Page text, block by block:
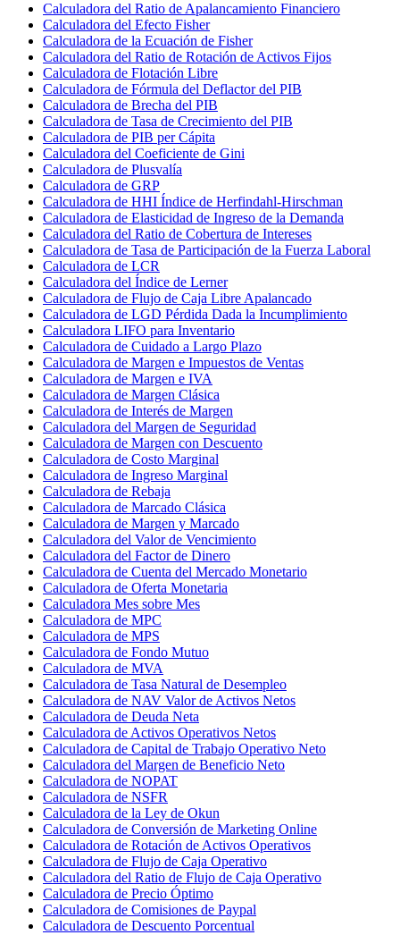
Calculadora del Ratio de Apalancamiento Financiero
Calculadora del Efecto Fisher
Calculadora de la Ecuación de Fisher
Calculadora del Ratio de Rotación de Activos Fijos
Calculadora de Flotación Libre
Calculadora de Fórmula del Deflactor del PIB
Calculadora de Brecha del PIB
Calculadora de Tasa de Crecimiento del PIB
Calculadora de PIB per Cápita
Calculadora del Coeficiente de Gini
Calculadora de Plusvalía
Calculadora de GRP
Calculadora de HHI Índice de Herfindahl-Hirschman
Calculadora de Elasticidad de Ingreso de la Demanda
Calculadora del Ratio de Cobertura de Intereses
Calculadora de Tasa de Participación de la Fuerza Laboral
Calculadora de LCR
Calculadora del Índice de Lerner
Calculadora de Flujo de Caja Libre Apalancado
Calculadora de LGD Pérdida Dada la Incumplimiento
Calculadora LIFO para Inventario
Calculadora de Cuidado a Largo Plazo
Calculadora de Margen e Impuestos de Ventas
Calculadora de Margen e IVA
Calculadora de Margen Clásica
Calculadora de Interés de Margen
Calculadora del Margen de Seguridad
Calculadora de Margen con Descuento
Calculadora de Costo Marginal
Calculadora de Ingreso Marginal
Calculadora de Rebaja
Calculadora de Marcado Clásica
Calculadora de Margen y Marcado
Calculadora del Valor de Vencimiento
Calculadora del Factor de Dinero
Calculadora de Cuenta del Mercado Monetario
Calculadora de Oferta Monetaria
Calculadora Mes sobre Mes
Calculadora de MPC
Calculadora de MPS
Calculadora de Fondo Mutuo
Calculadora de MVA
Calculadora de Tasa Natural de Desempleo
Calculadora de NAV Valor de Activos Netos
Calculadora de Deuda Neta
Calculadora de Activos Operativos Netos
Calculadora de Capital de Trabajo Operativo Neto
Calculadora del Margen de Beneficio Neto
Calculadora de NOPAT
Calculadora de NSFR
Calculadora de la Ley de Okun
Calculadora de Conversión de Marketing Online
Calculadora de Rotación de Activos Operativos
Calculadora de Flujo de Caja Operativo
Calculadora del Ratio de Flujo de Caja Operativo
Calculadora de Precio Óptimo
Calculadora de Comisiones de Paypal
Calculadora de Descuento Porcentual